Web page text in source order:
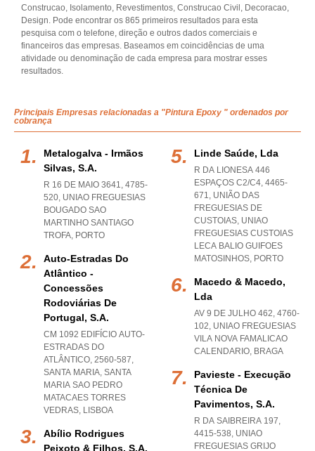
Construcao, Isolamento, Revestimentos, Construcao Civil, Decoracao,
Design. Pode encontrar os 865 primeiros resultados para esta
pesquisa com o telefone, direção e outros dados comerciais e
financeiros das empresas. Baseamos em coincidências de uma
atividade ou denominação de cada empresa para mostrar esses
resultados.
Principais Empresas relacionadas a "Pintura Epoxy " ordenados por
cobrança
Metalogalva - Irmãos
Silvas, S.a.
R 16 DE MAIO 3641, 4785-
520, UNIAO FREGUESIAS
BOUGADO SAO
MARTINHO SANTIAGO
TROFA, PORTO
Auto-Estradas Do
Atlântico -
Concessões
Rodoviárias De
Portugal, S.a.
CM 1092 EDIFÍCIO AUTO-
ESTRADAS DO
ATLÂNTICO, 2560-587,
SANTA MARIA, SANTA
MARIA SAO PEDRO
MATACAES TORRES
VEDRAS, LISBOA
Abílio Rodrigues
Peixoto & Filhos, S.a.
Linde Saúde, Lda
R DA LIONESA 446
ESPAÇOS C2/C4, 4465-
671, UNIÃO DAS
FREGUESIAS DE
CUSTOIAS, UNIAO
FREGUESIAS CUSTOIAS
LECA BALIO GUIFOES
MATOSINHOS, PORTO
Macedo & Macedo,
Lda
AV 9 DE JULHO 462, 4760-
102, UNIAO FREGUESIAS
VILA NOVA FAMALICAO
CALENDARIO, BRAGA
Pavieste - Execução
Técnica De
Pavimentos, S.a.
R DA SAIBREIRA 197,
4415-538, UNIAO
FREGUESIAS GRIJO